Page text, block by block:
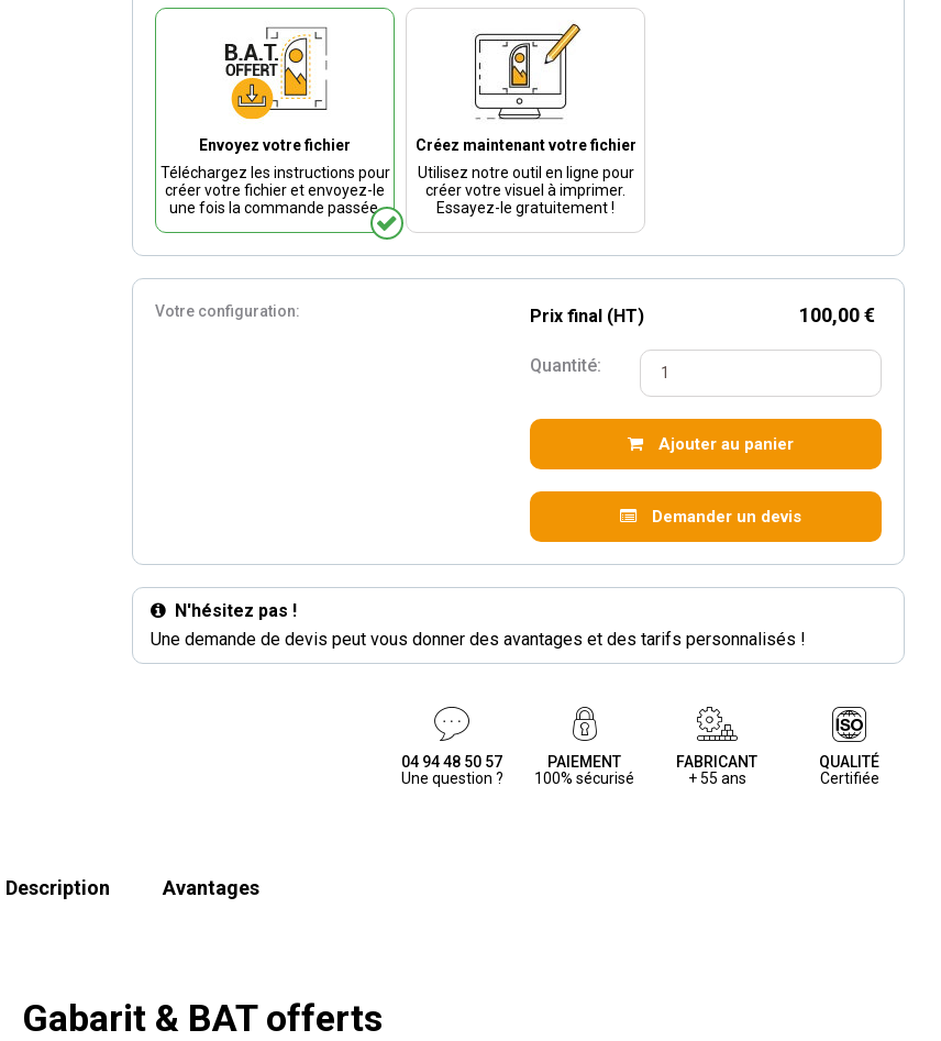
Envoyez votre fichier
Téléchargez les instructions pour
créer votre fichier et envoyez-le
une fois la commande passée.
Créez maintenant votre fichier
Utilisez notre outil en ligne pour
créer votre visuel à imprimer.
Essayez-le gratuitement !
Votre configuration: Prix final (HT) 100,00 €
Quantité:
Ajouter au panier
Demander un devis
N'hésitez pas !
Une demande de devis peut vous donner des avantages et des tarifs personnalisés !
04 94 48 50 57
Une question ?
PAIEMENT
100% sécurisé
FABRICANT
+ 55 ans
QUALITÉ
Certifiée
Description Avantages
Gabarit & BAT offerts